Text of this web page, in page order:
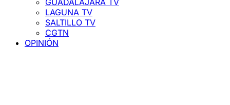
GUADALAJARA TV
LAGUNA TV
SALTILLO TV
CGTN
OPINIÓN